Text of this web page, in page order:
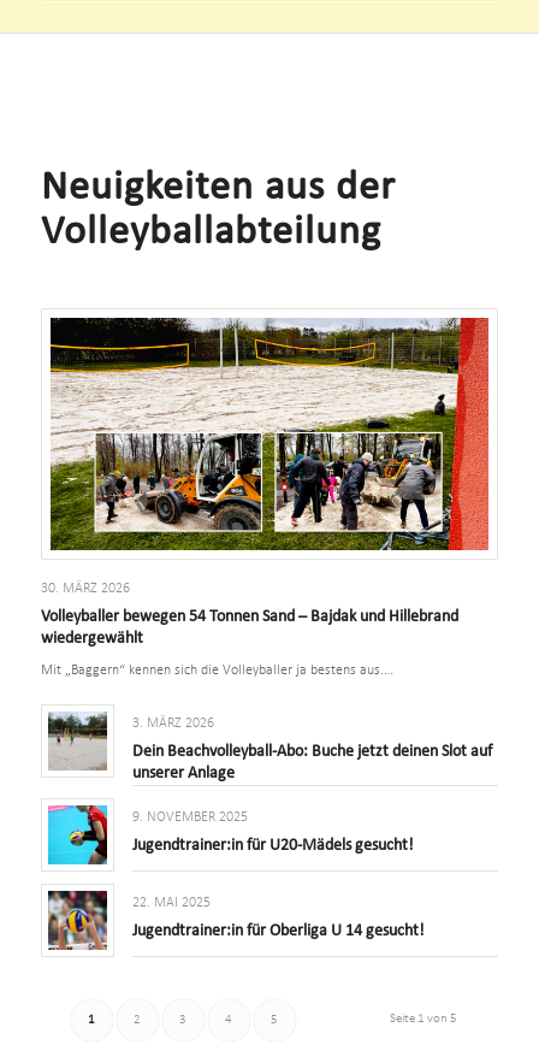
Neuigkeiten aus der
Volleyballabteilung
30. MÄRZ 2026
Volleyballer bewegen 54 Tonnen Sand – Bajdak und Hillebrand
wiedergewählt
Mit „Baggern“ kennen sich die Volleyballer ja bestens aus.…
3. MÄRZ 2026
Dein Beachvolleyball-Abo: Buche jetzt deinen Slot auf
unserer Anlage
9. NOVEMBER 2025
Jugendtrainer:in für U20-Mädels gesucht!
22. MAI 2025
Jugendtrainer:in für Oberliga U 14 gesucht!
Seite 1 von 5
1 2 3 4 5